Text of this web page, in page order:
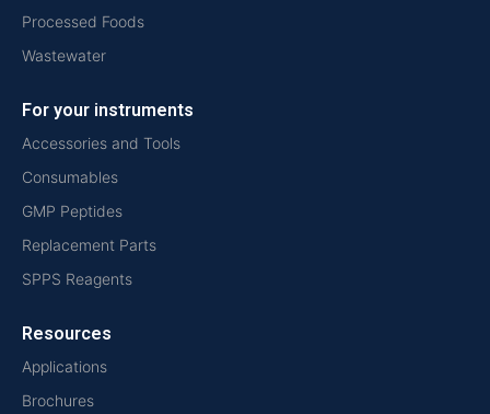
Processed Foods
Wastewater
For your instruments
Accessories and Tools
Consumables
GMP Peptides
Replacement Parts
SPPS Reagents
Resources
Applications
Brochures